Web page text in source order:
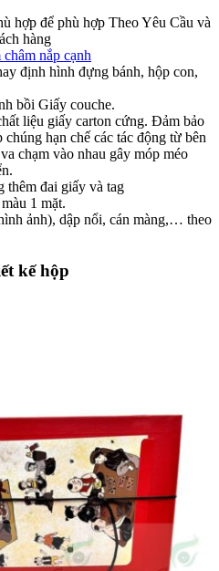
hợp để phù hợp Theo Yêu Cầu và
hàng
nắp cạnh
định hình đựng bánh, hộp con,
bồi Giấy couche.
liệu giấy carton cứng. Đảm bảo
hạn chế các tác động từ bên
chạm vào nhau gây móp méo
thêm đai giấy và tag
1 mặt.
ảnh), dập nổi, cán màng,… theo
kế hộp